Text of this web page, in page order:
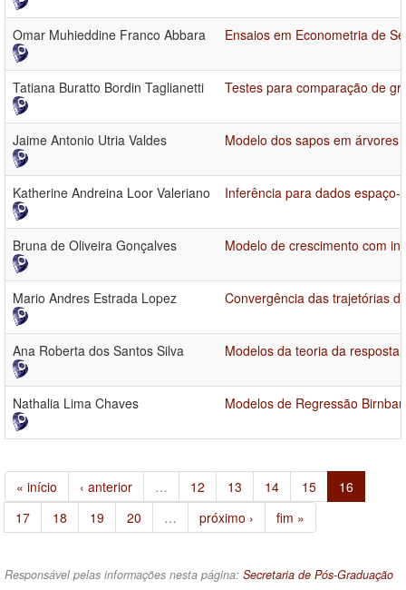
Omar Muhieddine Franco Abbara Ensaios em Econometria de
Tatiana Buratto Bordin Taglianetti Testes para comparação de
Jaime Antonio Utria Valdes Modelo dos sapos em árvores
Katherine Andreina Loor Valeriano Inferência para dados
Bruna de Oliveira Gonçalves Modelo de crescimento com
Mario Andres Estrada Lopez Convergência das trajetórias
Ana Roberta dos Santos Silva Modelos da teoria da
Nathalia Lima Chaves Modelos de Regressão
« início ‹ anterior … 12 13 14 15
16
17
18 19 20 … próximo › fim »
Responsável pelas informações nesta página: Secretaria de Pós-Graduação